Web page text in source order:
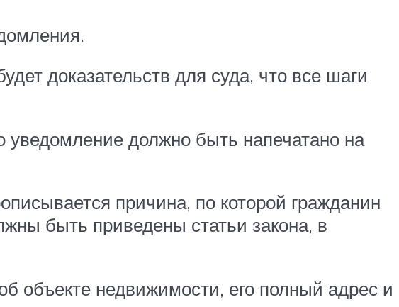
доказательств для суда, что все шаги
должно быть напечатано на
причина, по которой гражданин
быть приведены статьи закона, в
объекте недвижимости, его полный адрес и